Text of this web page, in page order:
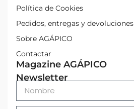
Política de Cookies
Pedidos, entregas y devoluciones
Sobre AGÁPICO
Contactar
Magazine AGÁPICO
Newsletter